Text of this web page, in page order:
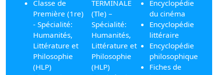
Classe de
Première (1re)
- Spécialité:
Humanités,
Littérature et
Philosophie
(HLP)
TERMINALE
(Tle) –
Spécialité:
Humanités,
Littérature et
Philosophie
(HLP)
Encyclopédie
du cinéma
Encyclopédie
littéraire
Encyclopédie
philosophique
Fiches de